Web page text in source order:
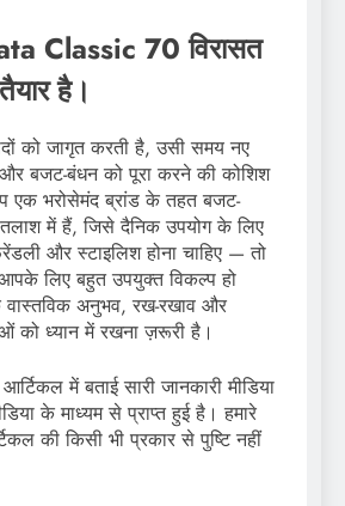
Classic 70 विरासत
है।
को जागृत करती है, उसी समय नए
बजट-बंधन को पूरा करने की कोशिश
एक भरोसेमंद ब्रांड के तहत बजट-
तलाश में हैं, जिसे दैनिक उपयोग के लिए
और स्टाइलिश होना चाहिए — तो
लिए बहुत उपयुक्त विकल्प हो
वास्तविक अनुभव, रख-रखाव और
को ध्यान में रखना ज़रूरी है।
में बताई सारी जानकारी मीडिया
के माध्यम से प्राप्त हुई है। हमारे
की किसी भी प्रकार से पुष्टि नहीं